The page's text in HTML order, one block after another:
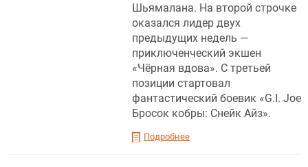
Шьямалана. На второй строчке
оказался лидер двух
предыдущих недель —
приключенческий экшен
«Чёрная вдова». С третьей
позиции стартовал
фантастический боевик «G.I. Joe
Бросок кобры: Снейк Айз».
Подробнее